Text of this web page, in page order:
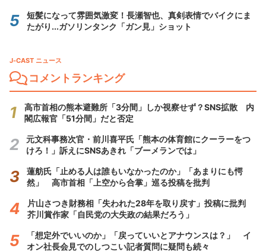
短髪になって雰囲気激変！長瀬智也、真剣表情でバイクにま
たがり...ガソリンタンク「ガン見」ショット
J-CAST ニュース
コメントランキング
高市首相の熊本避難所「3分間」しか視察せず？SNS拡散 内
閣広報官「51分間」だと否定
元文科事務次官・前川喜平氏「熊本の体育館にクーラーをつ
けろ！」訴えにSNSあきれ「ブーメランでは」
蓮舫氏「止める人は誰もいなかったのか」「あまりにも愕
然」 高市首相「上空から合掌」巡る投稿を批判
片山さつき財務相「失われた28年を取り戻す」投稿に批判
芥川賞作家「自民党の大失政の結果だろう」
「想定外でいいのか」「戻っていいとアナウンスは？」 イ
オン社長会見でのしつこい記者質問に疑問も続々